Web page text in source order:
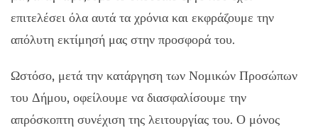
επιτελέσει όλα αυτά τα χρόνια και εκφράζουμε την
απόλυτη εκτίμησή μας στην προσφορά του.
Ωστόσο, μετά την κατάργηση των Νομικών Προσώπων
του Δήμου, οφείλουμε να διασφαλίσουμε την
απρόσκοπτη συνέχιση της λειτουργίας του. Ο μόνος